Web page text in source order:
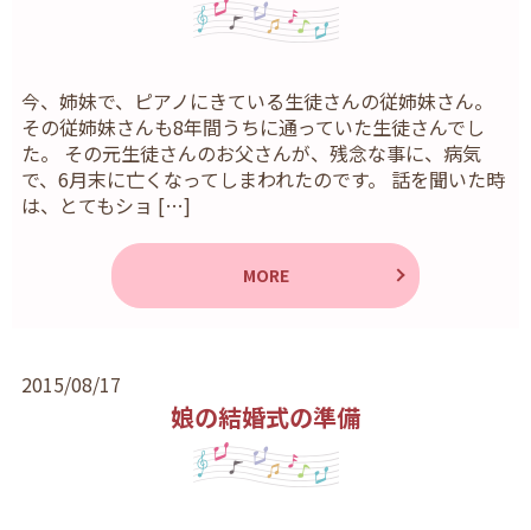
今、姉妹で、ピアノにきている生徒さんの従姉妹さん。
その従姉妹さんも8年間うちに通っていた生徒さんでし
た。 その元生徒さんのお父さんが、残念な事に、病気
で、6月末に亡くなってしまわれたのです。 話を聞いた時
は、とてもショ […]
MORE
2015/08/17
娘の結婚式の準備